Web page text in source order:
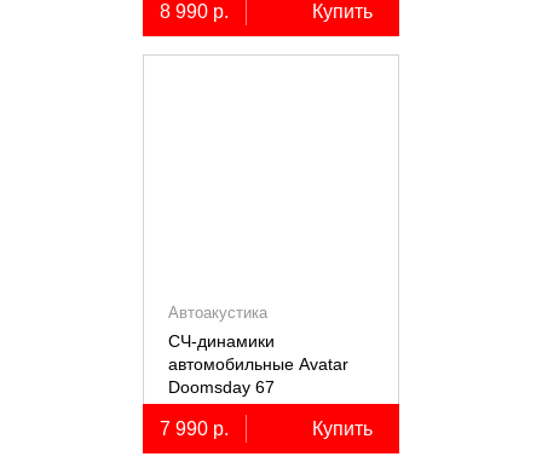
8 990 р. Купить
Автоакустика
СЧ-динамики
автомобильные Avatar
Doomsday 67
7 990 р. Купить